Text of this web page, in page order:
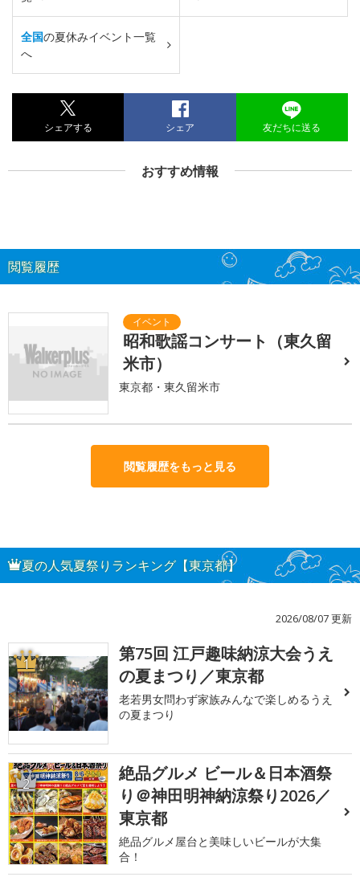
全国の夏休みイベント一覧
へ
シェアする シェア 友だちに送る
おすすめ情報
閲覧履歴
昭和歌謡コンサート（東久留
米市）
東京都・東久留米市
閲覧履歴をもっと見る
夏の人気夏祭りランキング【東京都】
2026/08/07 更新
1
第75回 江戸趣味納涼大会うえ
の夏まつり／東京都
老若男女問わず家族みんなで楽しめるうえ
の夏まつり
2
絶品グルメ ビール＆日本酒祭
り＠神田明神納涼祭り2026／
東京都
絶品グルメ屋台と美味しいビールが大集
合！